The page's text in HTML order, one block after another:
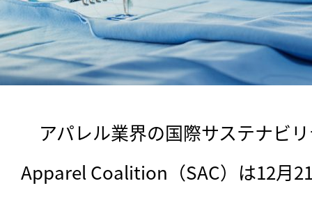
アパレル業界の国際サステナビ
Apparel Coalition（SAC）は12月